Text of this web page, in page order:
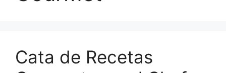
Cata de Recetas